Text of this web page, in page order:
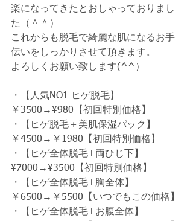
楽になってきたとおしゃっておりまし
た（＾＾）
これからも脱毛で綺麗な肌になるお手
伝いをしっかりさせて頂きます。
よろしくお願い致します(^^）
・【人気NO1 ヒゲ脱毛】
￥3500→¥980【初回特別価格】
・【ヒゲ脱毛＋美肌保湿パック】
￥4500→￥1980【初回特別価格】
・【ヒゲ全体脱毛+両ひじ下】
¥7000→¥3500【初回特別価格】
・【ヒゲ全体脱毛+胸全体】
￥6500→￥5500【いつでもこの価格】
・【ヒゲ全体脱毛+お腹全体】